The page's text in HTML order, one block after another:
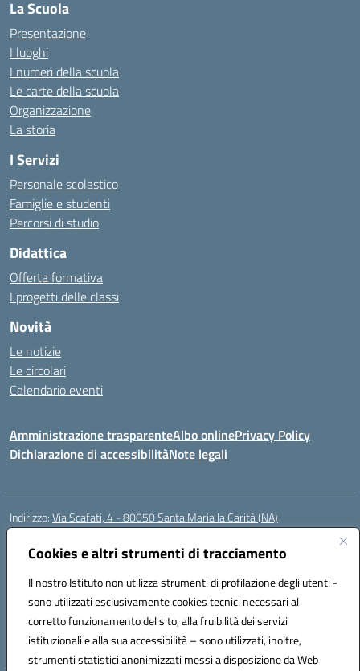
Cookies e altri strumenti di tracciamento
Il nostro Istituto non utilizza strumenti di profilazione degli utenti -
sono utilizzati esclusivamente cookies tecnici necessari al
corretto funzionamento del sito, alla fruibilità dei servizi
istituzionali e alla sua accessibilità – sono utilizzati, inoltre,
strumenti statistici anonimizzati messi a disposizione da Web
La Scuola
Presentazione
I luoghi
I numeri della scuola
Le carte della scuola
Organizzazione
La storia
I Servizi
Personale scolastico
Famiglie e studenti
Percorsi di studio
Didattica
Offerta formativa
I progetti delle classi
Novità
Le notizie
Le circolari
Calendario eventi
Amministrazione trasparenteAlbo onlinePrivacy Policy
Dichiarazione di accessibilitàNote legali
Indirizzo:Via Scafati, 4 - 80050 Santa Maria la Carità (NA)
Centralino:
Posta elettronica certificata (PEC):NAEE21900T@pec.istruzione.it
Codice fiscale: 90016250632
Codice meccanografico:NAEE21900T
Codice Indice delle Pubbliche Amministrazioni (IPA): istsc_naee21900t
Codice unico di fatturazione (CUF): UFZ0X6